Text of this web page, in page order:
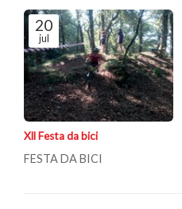
20
jul
Xll Festa da bici
FESTA DA BICI